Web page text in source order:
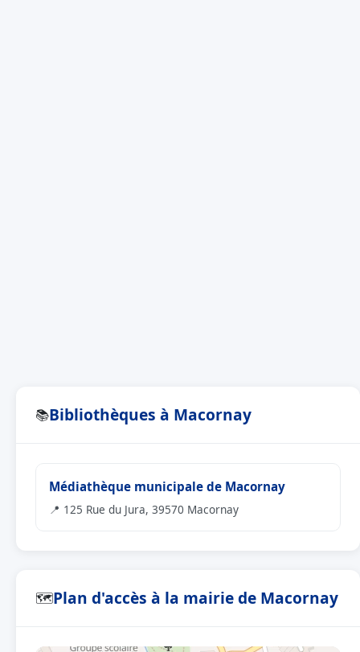
📚Bibliothèques à Macornay
Médiathèque municipale de Macornay
📍 125 Rue du Jura, 39570 Macornay
🗺Plan d'accès à la mairie de Macornay